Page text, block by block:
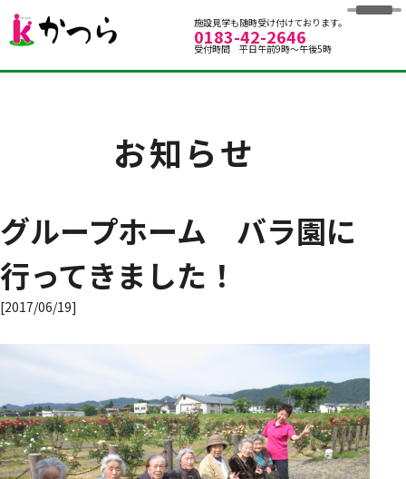
グループホームかつら
施設見学も随時受け付けております。
0183-42-2646
受付時間 平日午前9時～午後5時
お知らせ
グループホーム バラ園に
行ってきました！
[2017/06/19]